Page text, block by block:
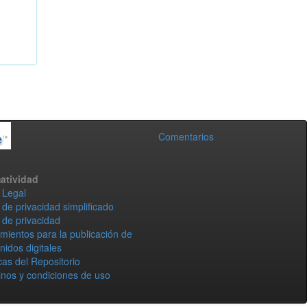
Comentarios
privacidad simplificado
privacidad
para la publicación de
digitales
del Repositorio
y condiciones de uso